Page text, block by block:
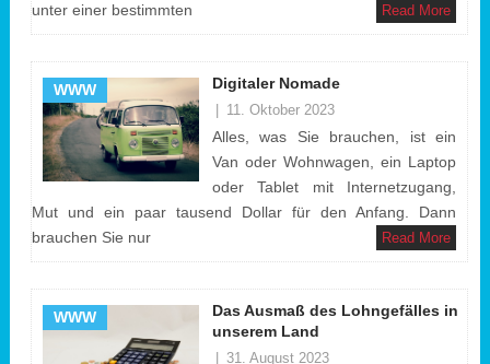
unter einer bestimmten
Read More
WWW Digitaler Nomade
11. Oktober 2023
Alles, was Sie brauchen, ist ein
Van oder Wohnwagen, ein Laptop
oder Tablet mit Internetzugang,
Mut und ein paar tausend Dollar für den Anfang. Dann
brauchen Sie nur
Read More
WWW
Das Ausmaß des Lohngefälles in
unserem Land
31. August 2023